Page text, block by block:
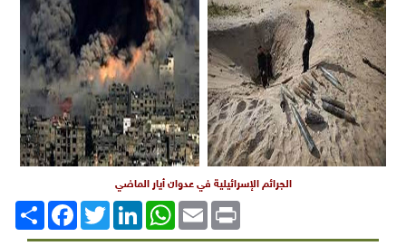
الجرائم الإسرائيلية في عدوان أيار الماضي
انشر
FacebookTwitterLinkedIn
WhatsAppEmail